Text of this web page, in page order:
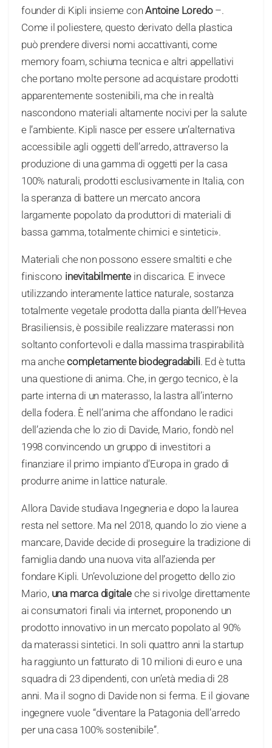
founder di Kipli insieme conAntoine Loredo–.
Come il poliestere, questo derivato della plastica
può prendere diversi nomi accattivanti, come
memory foam, schiuma tecnica e altri appellativi
che portano molte persone ad acquistare prodotti
apparentemente sostenibili, ma che in realtà
nascondono materiali altamente nocivi per la salute
e l’ambiente. Kipli nasce per essere un’alternativa
accessibile agli oggetti dell’arredo, attraverso la
produzione di una gamma di oggetti per la casa
100% naturali, prodotti esclusivamente in Italia, con
la speranza di battere un mercato ancora
largamente popolato da produttori di materiali di
bassa gamma, totalmente chimici e sintetici».
Materiali che non possono essere smaltiti e che
finiscono inevitabilmente in discarica. E invece
utilizzando interamente lattice naturale, sostanza
totalmente vegetale prodotta dalla pianta dell’Hevea
Brasiliensis, è possibile realizzare materassi non
soltanto confortevoli e dalla massima traspirabilità
ma anchecompletamente biodegradabili. Ed è tutta
una questione di anima. Che, in gergo tecnico, è la
parte interna di un materasso, la lastra all’interno
della fodera. È nell’anima che affondano le radici
dell’azienda che lo zio di Davide, Mario, fondò nel
1998 convincendo un gruppo di investitori a
finanziare il primo impianto d’Europa in grado di
produrre anime in lattice naturale.
Allora Davide studiava Ingegneria e dopo la laurea
resta nel settore. Ma nel 2018, quando lo zio viene a
mancare, Davide decide di proseguire la tradizione di
famiglia dando una nuova vita all’azienda per
fondare Kipli. Un’evoluzione del progetto dello zio
Mario, una marca digitale che si rivolge direttamente
ai consumatori finali via internet, proponendo un
prodotto innovativo in un mercato popolato al 90%
da materassi sintetici. In soli quattro anni la startup
ha raggiunto un fatturato di 10 milioni di euro e una
squadra di 23 dipendenti, con un’età media di 28
anni. Ma il sogno di Davide non si ferma. E il giovane
ingegnere vuole “diventare la Patagonia dell’arredo
per una casa 100% sostenibile”.